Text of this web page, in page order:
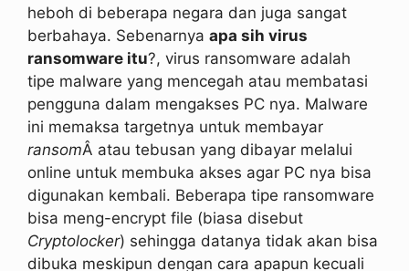
heboh di beberapa negara dan juga sangat
berbahaya. Sebenarnya apa sih virus
ransomware itu?, virus ransomware adalah
tipe malware yang mencegah atau membatasi
pengguna dalam mengakses PC nya. Malware
ini memaksa targetnya untuk membayar
ransomÂ atau tebusan yang dibayar melalui
online untuk membuka akses agar PC nya bisa
digunakan kembali. Beberapa tipe ransomware
bisa meng-encrypt file (biasa disebut
Cryptolocker) sehingga datanya tidak akan bisa
dibuka meskipun dengan cara apapun kecuali